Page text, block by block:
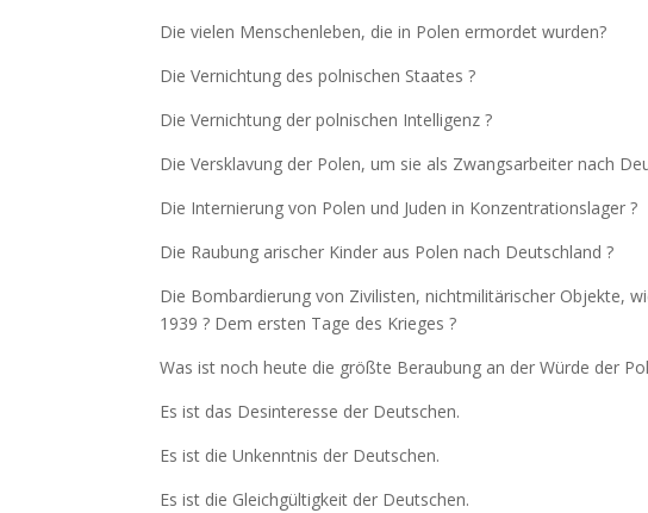
Die vielen Menschenleben, die in Polen ermordet wurden?
Die Vernichtung des polnischen Staates ?
Die Vernichtung der polnischen Intelligenz ?
Die Versklavung der Polen, um sie als Zwangsarbeiter nach
Die Internierung von Polen und Juden in Konzentrationslager ?
Die Raubung arischer Kinder aus Polen nach Deutschland ?
Die Bombardierung von Zivilisten, nichtmilitärischer Objekte,
1939 ? Dem ersten Tage des Krieges ?
Was ist noch heute die größte Beraubung an der Würde der
Es ist das Desinteresse der Deutschen.
Es ist die Unkenntnis der Deutschen.
Es ist die Gleichgültigkeit der Deutschen.